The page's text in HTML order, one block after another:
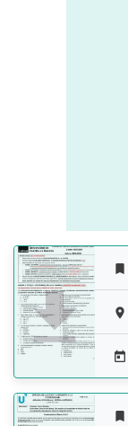




